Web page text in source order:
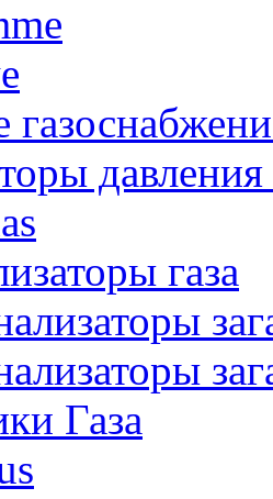
давления
газа
Газа